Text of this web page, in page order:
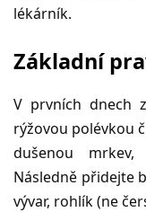
lékárník.
Základní
V prvních dnech
rýžovou polévkou
dušenou
Následně přidejte
vývar, rohlík (ne